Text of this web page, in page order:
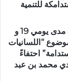
للتنمية
شهدت الكلية متعددة التخصصات بتازة على مدى يومي 19 و
حول موضوع “اللسانيات
احتفاءً
محمد بن عبد